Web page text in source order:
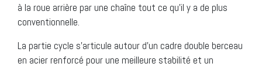
à la roue arrière par une chaîne tout ce qu’il y a de plus
conventionnelle.
La partie cycle s’articule autour d’un cadre double berceau
en acier renforcé pour une meilleure stabilité et un